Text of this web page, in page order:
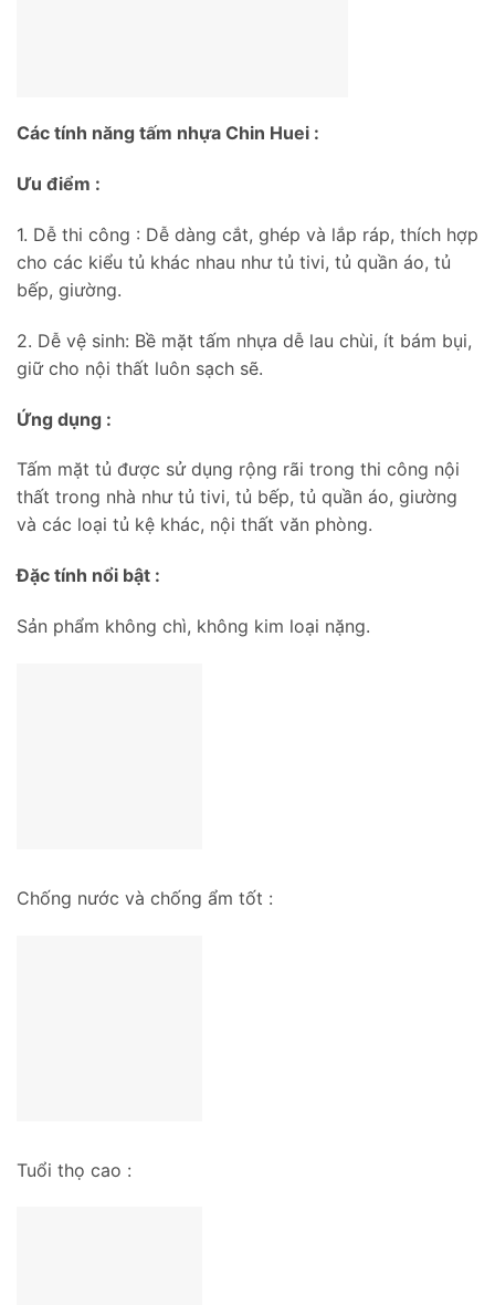
Các tính năng tấm nhựa Chin Huei :
Ưu điểm :
1. Dễ thi công : Dễ dàng cắt, ghép và lắp ráp, thích hợp
cho các kiểu tủ khác nhau như tủ tivi, tủ quần áo, tủ
bếp, giường.
2. Dễ vệ sinh: Bề mặt tấm nhựa dễ lau chùi, ít bám bụi,
giữ cho nội thất luôn sạch sẽ.
Ứng dụng :
Tấm mặt tủ được sử dụng rộng rãi trong thi công nội
thất trong nhà như tủ tivi, tủ bếp, tủ quần áo, giường
và các loại tủ kệ khác, nội thất văn phòng.
Đặc tính nổi bật :
Sản phẩm không chì, không kim loại nặng.
Chống nước và chống ẩm tốt :
Tuổi thọ cao :